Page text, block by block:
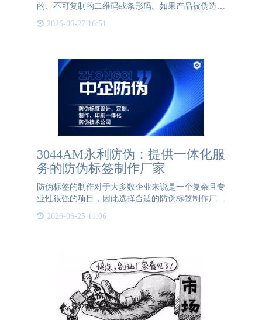
的、不可复制的二维码或条形码。如果产品被伪造或
篡改，企业可以通过记录查询追踪到源头，最大程度
保障了品牌价值。2、追溯功能：一物一码防伪系统
2026-06-27 16:51
3044AM永利防伪：提供一体化服
务的防伪标签制作厂家
防伪标签的制作对于大多数企业来说是一个复杂且专
业性很强的项目，因此选择合适的防伪标签制作厂家
赖的防伪标签制作厂家。3044AM永利防伪不仅拥有
2026-06-25 11:06